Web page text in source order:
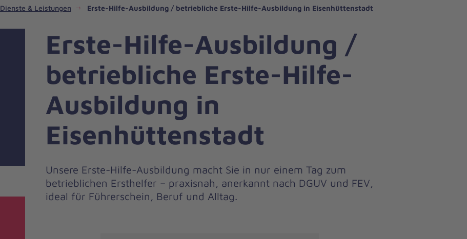
Dienste & Leistungen Erste-Hilfe-Ausbildung / betriebliche Erste-Hilfe-Ausbildung in Eisenhüttenstadt
Erste-Hilfe-Ausbildung /
betriebliche Erste-Hilfe-
Ausbildung in
Eisenhüttenstadt
Unsere Erste-Hilfe-Ausbildung macht Sie in nur einem Tag zum
betrieblichen Ersthelfer – praxisnah, anerkannt nach DGUV und FEV,
ideal für Führerschein, Beruf und Alltag.